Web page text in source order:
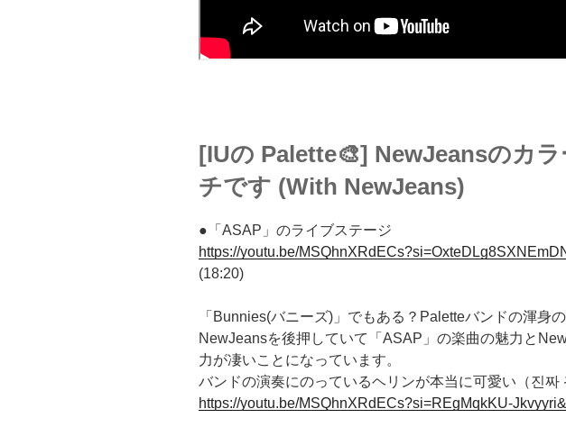
[IUの Palette🎨] NewJeansのカラ
チです (With NewJeans)
●「ASAP」のライブステージ
https://youtu.be/
(18:20)
「Bunnies(バニーズ)」でもある？Paletteバンドの渾身
NewJeansを後押していて「ASAP」の楽曲の魅力と
力が凄いことになっています。
バンドの演奏にのっているヘリンが本当に可愛い（진짜
https://youtu.be/MSQhnXRdECs?si=REgMqkKU-